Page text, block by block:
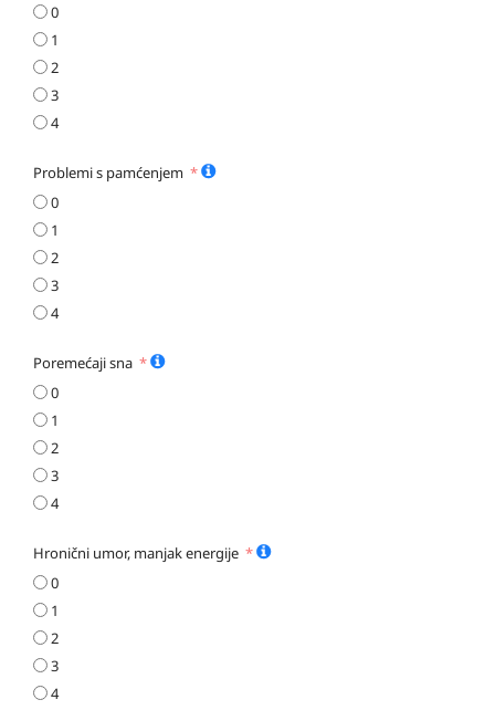
0
1
2
3
4
Problemi s pamćenjem
0
1
2
3
4
Poremećaji sna
0
1
2
3
4
Hronični umor, manjak energije
0
1
2
3
4